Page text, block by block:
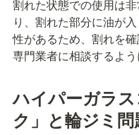
割れた状態での使用は
り、割れた部分に油が
性があるため、割れを確
専門業者に相談するよう
ハイパーガラ
ク」と輪ジミ問